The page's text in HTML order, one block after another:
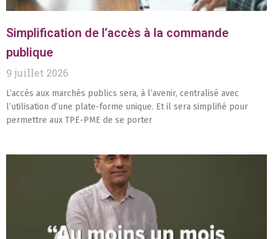
Simplification de l’accès à la commande
publique
9 juillet 2026
L’accès aux marchés publics sera, à l’avenir, centralisé avec
l’utilisation d’une plate-forme unique. Et il sera simplifié pour
permettre aux TPE-PME de se porter